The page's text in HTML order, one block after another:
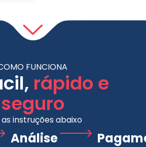
FUNCIONA
rápido e
seguro
as instruções abaixo
Análise